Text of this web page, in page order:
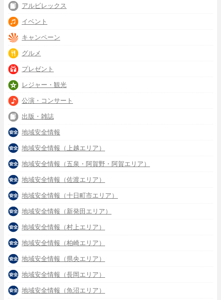
アルビレックス
イベント
キャンペーン
グルメ
プレゼント
レジャー・観光
公演・コンサート
出版・雑誌
地域安全情報
地域安全情報（上越エリア）
地域安全情報（五泉・阿賀野・阿賀エリア）
地域安全情報（佐渡エリア）
地域安全情報（十日町市エリア）
地域安全情報（新発田エリア）
地域安全情報（村上エリア）
地域安全情報（柏崎エリア）
地域安全情報（県央エリア）
地域安全情報（長岡エリア）
地域安全情報（魚沼エリア）